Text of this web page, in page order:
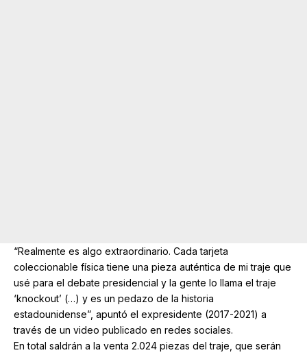
“Realmente es algo extraordinario. Cada tarjeta
coleccionable física tiene una pieza auténtica de mi traje que
usé para el debate presidencial y la gente lo llama el traje
‘knockout’ (…) y es un pedazo de la historia
estadounidense”, apuntó el expresidente (2017-2021) a
través de un video publicado en redes sociales.
En total saldrán a la venta 2.024 piezas del traje, que serán